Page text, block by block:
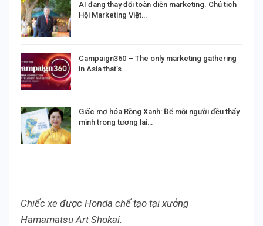
AI đang thay đổi toàn diện marketing. Chủ tịch
Hội Marketing Việt…
Campaign360 – The only marketing gathering
in Asia that’s…
Giấc mơ hóa Rồng Xanh: Để mỗi người đều thấy
mình trong tương lai…
Chiếc xe được Honda chế tạo tại xưởng
Hamamatsu Art Shokai.